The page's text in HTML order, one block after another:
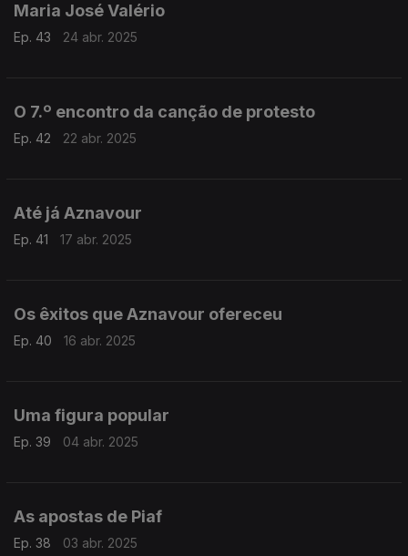
Maria José Valério
Ep. 43 24 abr. 2025
O 7.º encontro da canção de protesto
Ep. 42 22 abr. 2025
Até já Aznavour
Ep. 41 17 abr. 2025
Os êxitos que Aznavour ofereceu
Ep. 40 16 abr. 2025
Uma figura popular
Ep. 39 04 abr. 2025
As apostas de Piaf
Ep. 38 03 abr. 2025